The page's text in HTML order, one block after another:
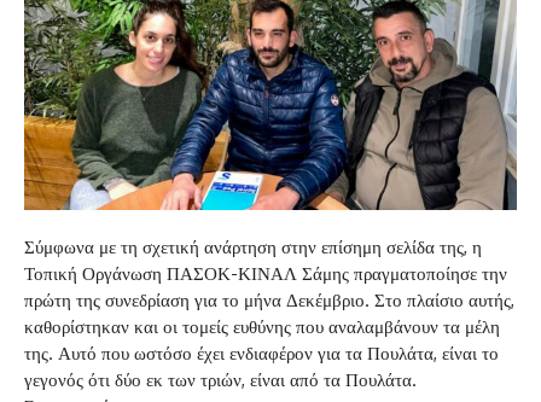
Σύμφωνα με τη σχετική ανάρτηση στην επίσημη σελίδα της, η
Τοπική Οργάνωση ΠΑΣΟΚ-ΚΙΝΑΛ Σάμης πραγματοποίησε την
πρώτη της συνεδρίαση για το μήνα Δεκέμβριο. Στο πλαίσιο αυτής,
καθορίστηκαν και οι τομείς ευθύνης που αναλαμβάνουν τα μέλη
της. Αυτό που ωστόσο έχει ενδιαφέρον για τα Πουλάτα, είναι το
γεγονός ότι δύο εκ των τριών, είναι από τα Πουλάτα.